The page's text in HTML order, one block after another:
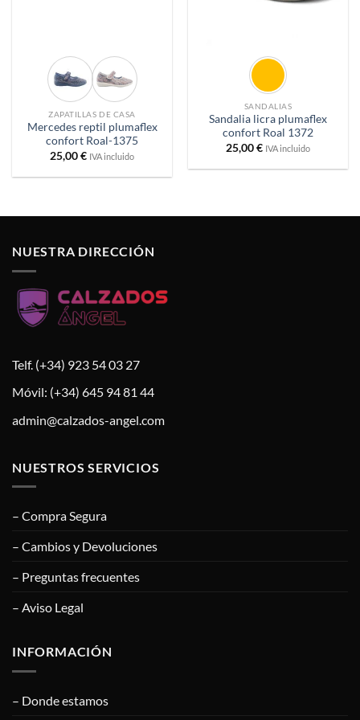
ZAPATILLAS DE CASA
Mercedes reptil plumaflex
confort Roal-1375
25,00€ IVA incluido
SANDALIAS
Sandalia licra plumaflex
confort Roal 1372
25,00€ IVA incluido
NUESTRA DIRECCIÓN
Telf. (+34) 923 54 03 27
Móvil: (+34) 645 94 81 44
admin@calzados-angel.com
NUESTROS SERVICIOS
– Compra Segura
– Cambios y Devoluciones
– Preguntas frecuentes
– Aviso Legal
INFORMACIÓN
– Donde estamos